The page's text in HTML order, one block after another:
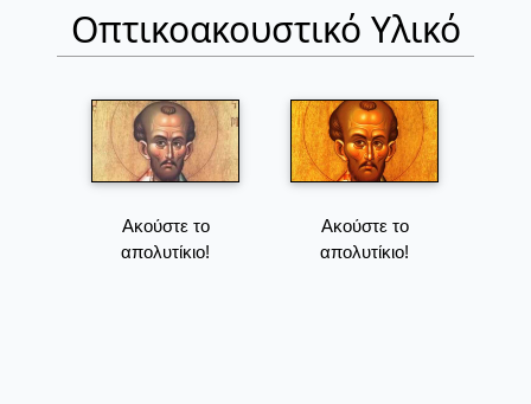
Οπτικοακουστικό Υλικό
Ακούστε το
απολυτίκιο!
Ακούστε το
απολυτίκιο!